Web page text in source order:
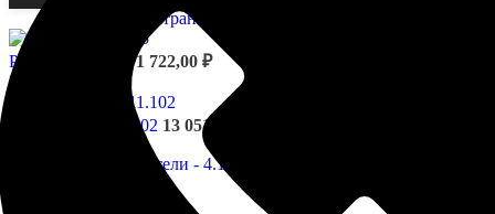
Главная страница
Русты - 4.86.0051 722,00 ₽
Назад к товарам
Капители - 4.11.102 13 051,00